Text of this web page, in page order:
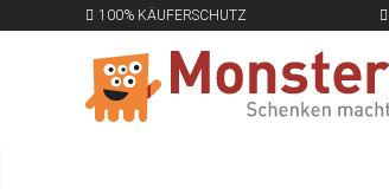
100% KÄUFERSCHUTZ